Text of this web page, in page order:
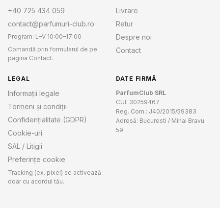
+40 725 434 059
contact@parfumuri-club.ro
Program: L–V 10:00–17:00
Comandă prin formularul de pe
pagina Contact.
Livrare
Retur
Despre noi
Contact
LEGAL
Informații legale
Termeni și condiții
Confidențialitate (GDPR)
Cookie-uri
SAL / Litigii
Preferințe cookie
Tracking (ex. pixel) se activează
doar cu acordul tău.
DATE FIRMĂ
ParfumClub SRL
CUI: 30259467
Reg. Com.: J40/2015/59383
Adresă: Bucuresti / Mihai Bravu
59